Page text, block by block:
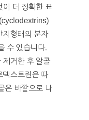
이 더 정확한 표
지형태의 분자
수 있습니다.
제거한 후 알콜
덱스트린은 따
은 바깥으로 나